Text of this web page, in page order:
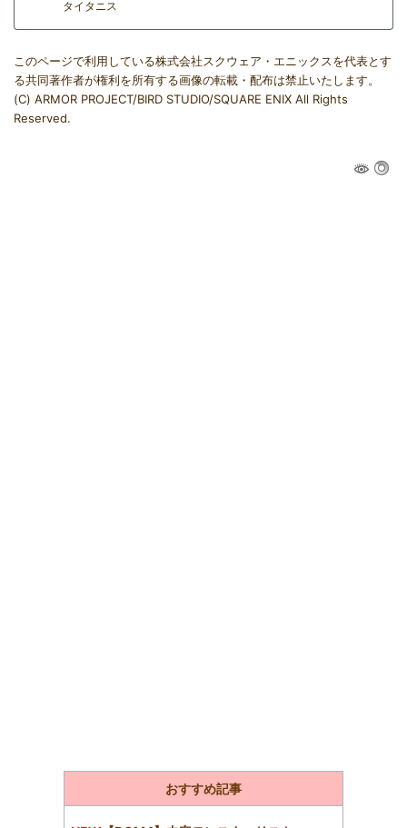
タイタニス
このページで利用している株式会社スクウェア・エニックスを代表とす
る共同著作者が権利を所有する画像の転載・配布は禁止いたします。
(C) ARMOR PROJECT/BIRD STUDIO/SQUARE ENIX All Rights
Reserved.
おすすめ記事